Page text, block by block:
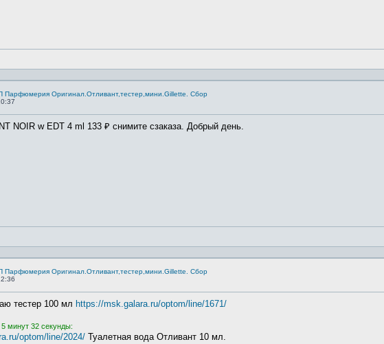
Парфюмерия Оригинал.Отливант,тестер,мини.Gillette. Сбор
NOIR w EDT 4 ml 133 ₽ снимите сзаказа. Добрый день.
Парфюмерия Оригинал.Отливант,тестер,мини.Gillette. Сбор
тестер 100 мл https://msk.galara.ru/optom/line/1671/
минут 32 секунды:
optom/line/2024/ Туалетная вода Отливант 10 мл.